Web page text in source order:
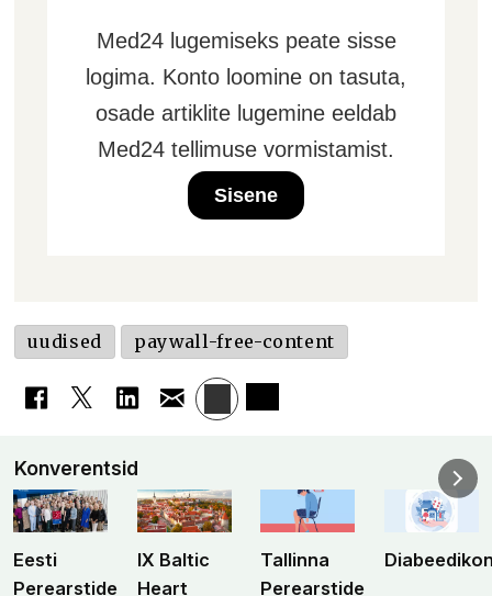
Med24 lugemiseks peate sisse
logima. Konto loomine on tasuta,
osade artiklite lugemine eeldab
Med24 tellimuse vormistamist.
Sisene
uudised paywall-free-content
Konverentsid
Eesti
Perearstide
IX Baltic
Heart
Tallinna
Perearstide